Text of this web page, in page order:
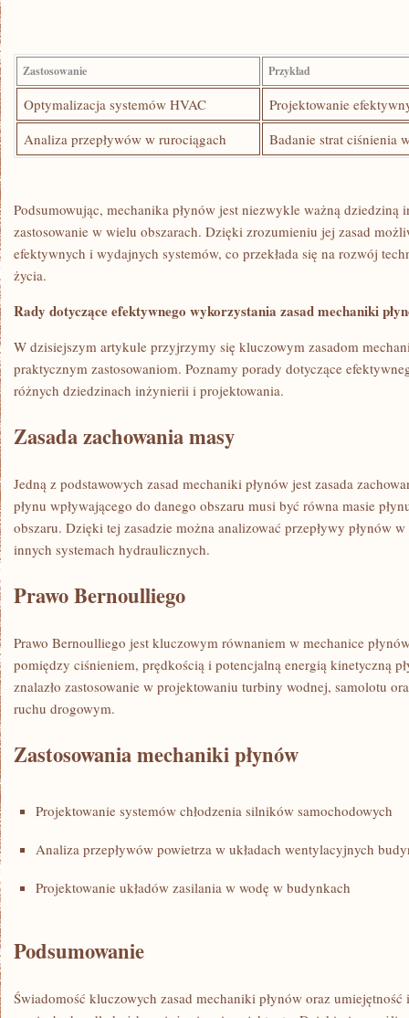
Zastosowanie Przykład
Optymalizacja systemów HVAC
Projektowanie
Analiza przepływów w⁤ rurociągach
Badanie strat ciśnienia
Podsumowując, mechanika płynów jest niezwykle ważną
zastosowanie w wielu obszarach. Dzięki zrozumieniu jej zasad
efektywnych​ i wydajnych systemów, co przekłada się na ⁣rozwój
życia.
Rady⁣ dotyczące efektywnego wykorzystania zasad mechaniki
W dzisiejszym artykule​ przyjrzymy się ‍kluczowym zasadom
praktycznym zastosowaniom. Poznamy porady dotyczące
różnych ⁤dziedzinach inżynierii ⁤i projektowania.
Zasada zachowania masy
Jedną z podstawowych zasad mechaniki płynów jest ‌zasada
płynu wpływającego do⁣ danego obszaru musi być równa masie
obszaru. Dzięki tej zasadzie można ​analizować przepływy⁢ płynów
innych systemach ​hydraulicznych.
Prawo Bernoulliego
Prawo Bernoulliego jest kluczowym równaniem w mechanice
pomiędzy ciśnieniem, prędkością i potencjalną energią kinetyczną
znalazło zastosowanie w projektowaniu turbiny ⁢wodnej, samolotu
ruchu ​drogowym.
Zastosowania mechaniki płynów
Projektowanie systemów‌ chłodzenia silników samochodowych
Analiza przepływów powietrza w układach wentylacyjnych
Projektowanie układów zasilania⁣ w wodę w budynkach
Podsumowanie
Świadomość kluczowych zasad mechaniki płynów oraz